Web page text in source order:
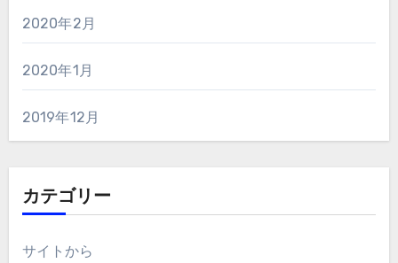
2020年2月
2020年1月
2019年12月
カテゴリー
サイトから